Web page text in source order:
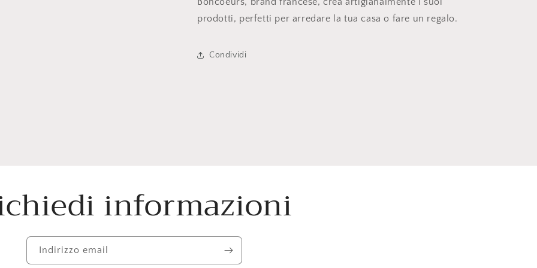
prodotti, perfetti per arredare la tua casa o fare un regalo.
Condividi
informazioni
Indirizzo email